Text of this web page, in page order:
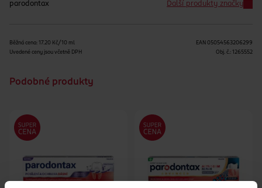
parodontax Další produkty značky
Běžná cena: 17.20 Kč/10 ml
Uvedené ceny jsou včetně DPH
EAN 05054563206299
Obj. č.: 1265552
Podobné produkty